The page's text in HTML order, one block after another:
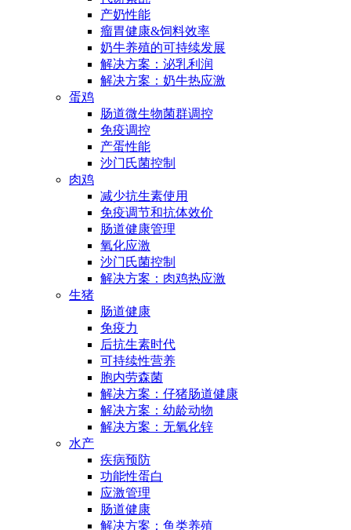
产奶性能
瘤胃健康&饲料效率
奶牛养殖的可持续发展
解决方案：泌乳利润
解决方案：奶牛热应激
蛋鸡
肠道微生物菌群调控
免疫调控
产蛋性能
沙门氏菌控制
肉鸡
减少抗生素使用
免疫调节和抗体效价
肠道健康管理
氧化应激
沙门氏菌控制
解决方案：肉鸡热应激
生猪
肠道健康
免疫力
后抗生素时代
可持续性营养
胞内劳森菌
解决方案：仔猪肠道健康
解决方案：幼龄动物
解决方案：无氧化锌
水产
疾病预防
功能性蛋白
应激管理
肠道健康
解决方案：鱼类养殖